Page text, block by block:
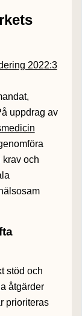
2022:3
uppdrag av
krav och
stöd och
åtgärder
prioriteras